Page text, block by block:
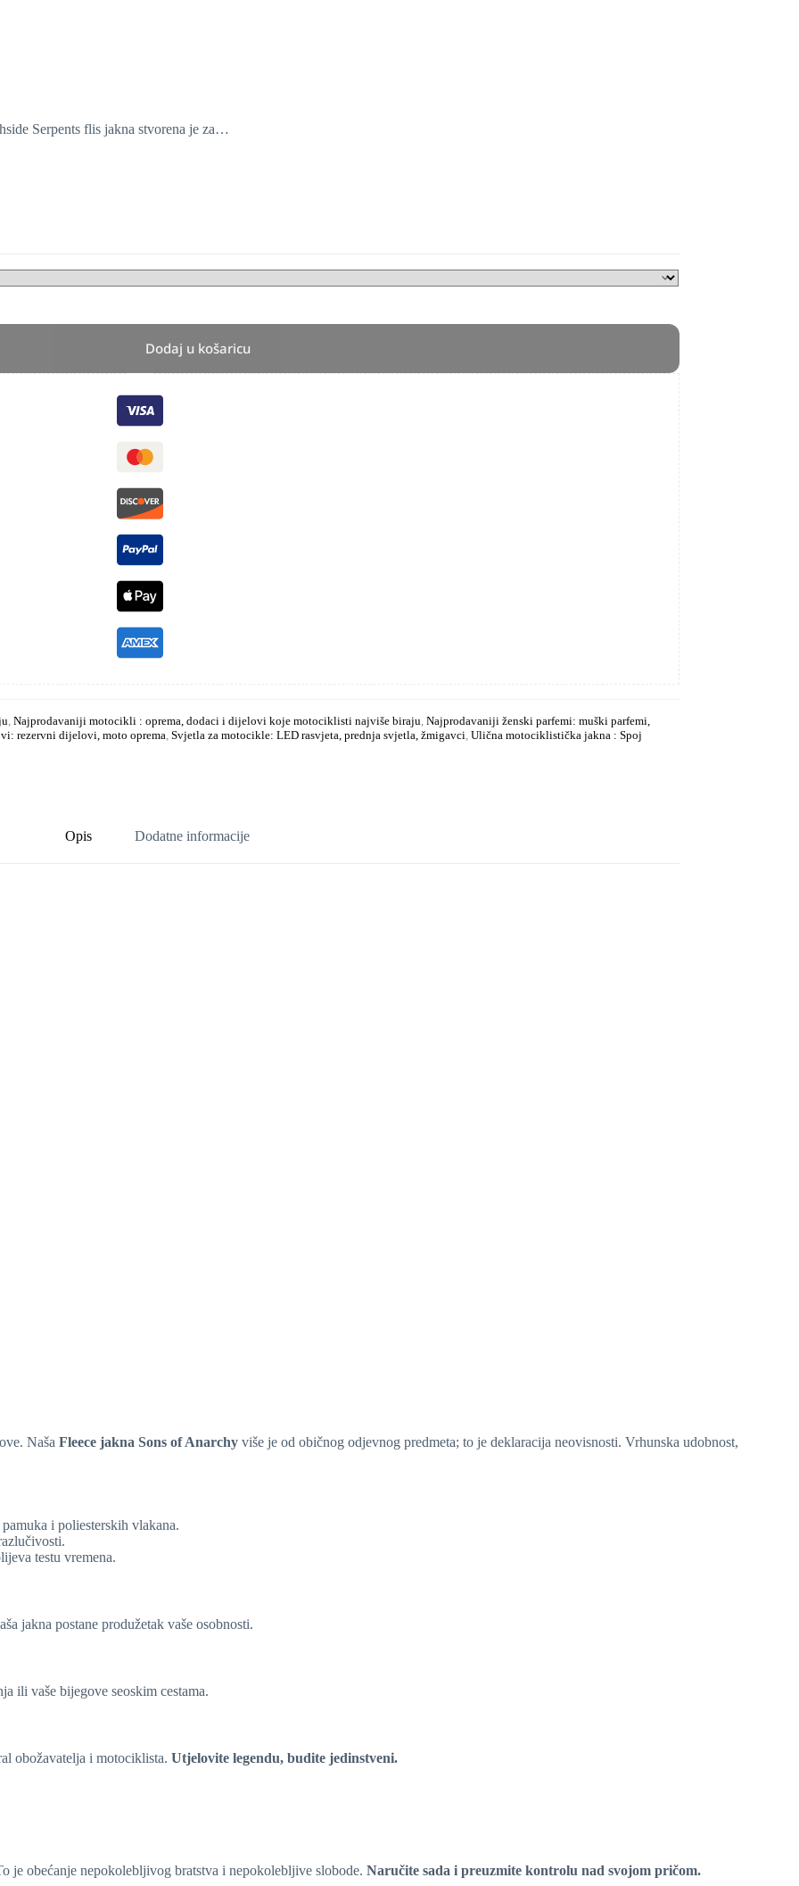
Serpents flis jakna stvorena je za…
Dodaj u košaricu
Najprodavaniji motocikli : oprema, dodaci i dijelovi koje motociklisti najviše biraju Najprodavaniji ženski parfemi: muški parfemi,
rezervni dijelovi, moto oprema Svjetla za motocikle: LED rasvjeta, prednja svjetla, žmigavci Ulična motociklistička jakna : Spoj
Opis Dodatne informacije
Naša Fleece jakna Sons of Anarchy više je od običnog odjevnog predmeta; to je deklaracija neovisnosti. Vrhunska udobnost,
i poliesterskih vlakana.
testu vremena.
jakna postane produžetak vaše osobnosti.
ili vaše bijegove seoskim cestama.
obožavatelja i motociklista. Utjelovite legendu, budite jedinstveni.
je obećanje nepokolebljivog bratstva i nepokolebljive slobode. Naručite sada i preuzmite kontrolu nad svojom pričom.